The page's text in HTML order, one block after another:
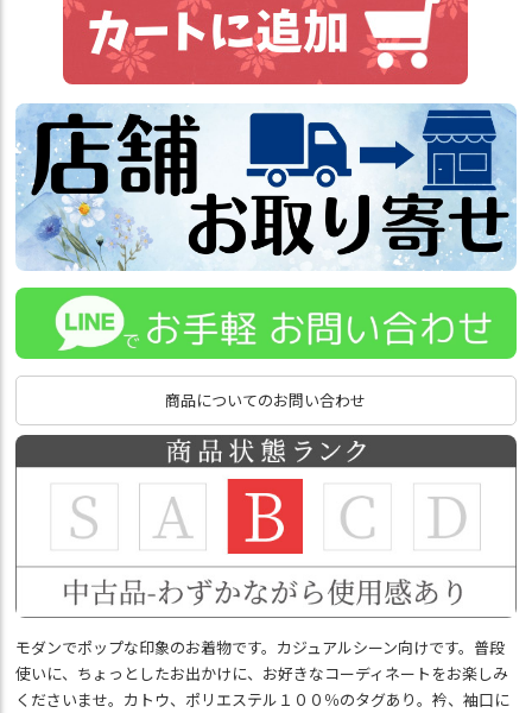
商品についてのお問い合わせ
モダンでポップな印象のお着物です。カジュアルシーン向けです。普段
使いに、ちょっとしたお出かけに、お好きなコーディネートをお楽しみ
くださいませ。カトウ、ポリエステル１００％のタグあり。衿、袖口に